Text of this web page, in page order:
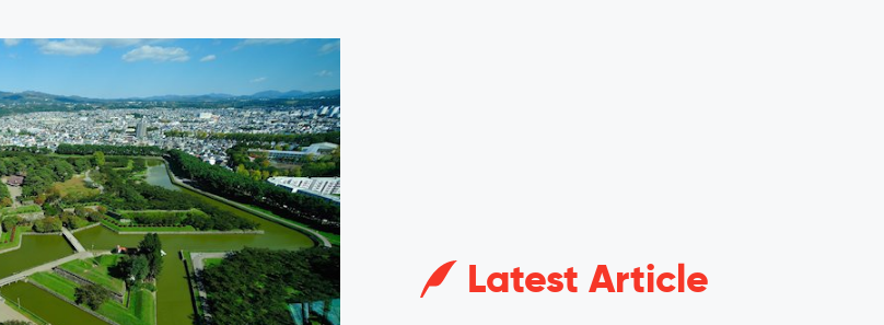
Latest Article